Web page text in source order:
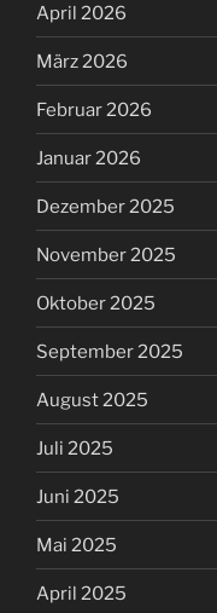
April 2026
März 2026
Februar 2026
Januar 2026
Dezember 2025
November 2025
Oktober 2025
September 2025
August 2025
Juli 2025
Juni 2025
Mai 2025
April 2025